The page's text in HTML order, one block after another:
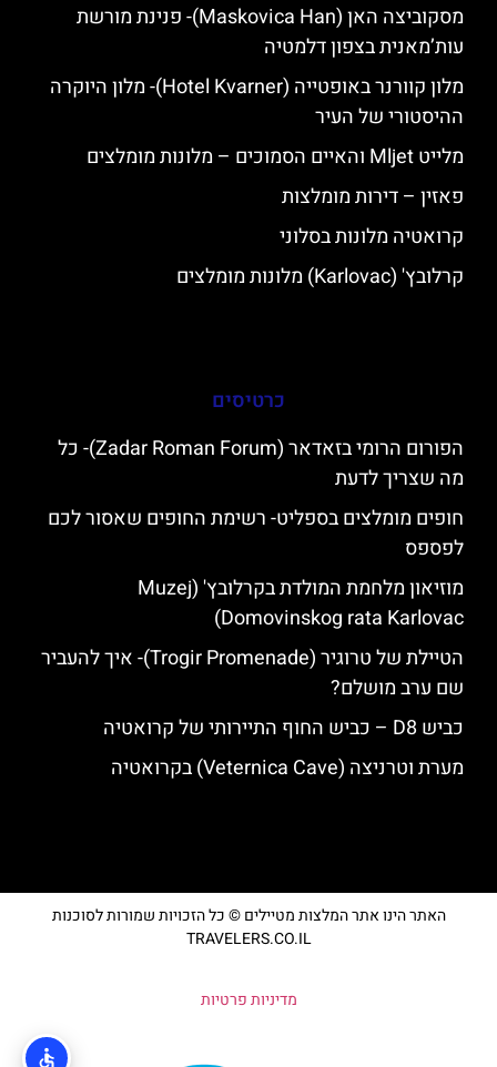
מסקוביצה האן (Maskovica Han)- פנינת מורשת
עות’מאנית בצפון דלמטיה
מלון קוורנר באופטייה (Hotel Kvarner)- מלון היוקרה
ההיסטורי של העיר
מלייט Mljet והאיים הסמוכים – מלונות מומלצים
פאזין – דירות מומלצות
קרואטיה מלונות בסלוני
קרלובץ' (Karlovac) מלונות מומלצים
כרטיסים
הפורום הרומי בזאדאר (Zadar Roman Forum)- כל
מה שצריך לדעת
חופים מומלצים בספליט- רשימת החופים שאסור לכם
לפספס
מוזיאון מלחמת המולדת בקרלובץ' (Muzej
Domovinskog rata Karlovac)
הטיילת של טרוגיר (Trogir Promenade)- איך להעביר
שם ערב מושלם?
כביש D8 – כביש החוף התיירותי של קרואטיה
מערת וטרניצה (Veternica Cave) בקרואטיה
האתר הינו אתר המלצות מטיילים © כל הזכויות שמורות לסוכנות
TRAVELERS.CO.IL
מדיניות פרטיות